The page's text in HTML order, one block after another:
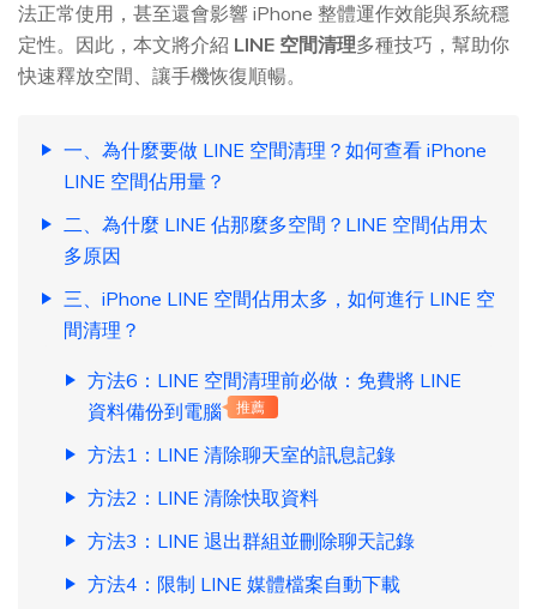
法正常使用，甚至還會影響 iPhone 整體運作效能與系統穩
定性。因此，本文將介紹 LINE 空間清理多種技巧，幫助你
快速釋放空間、讓手機恢復順暢。
一、為什麼要做 LINE 空間清理？如何查看 iPhone
LINE 空間佔用量？
二、為什麼 LINE 佔那麼多空間？LINE 空間佔用太
多原因
三、iPhone LINE 空間佔用太多，如何進行 LINE 空
間清理？
方法6：LINE 空間清理前必做：免費將 LINE
資料備份到電腦
推薦
方法1：LINE 清除聊天室的訊息記錄
方法2：LINE 清除快取資料
方法3：LINE 退出群組並刪除聊天記錄
方法4：限制 LINE 媒體檔案自動下載